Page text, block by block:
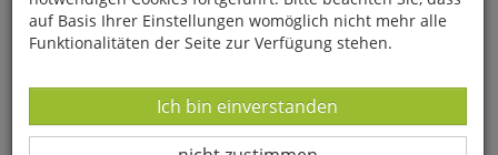
auf Basis Ihrer Einstellungen womöglich nicht mehr alle
Funktionalitäten der Seite zur Verfügung stehen.
Datenverarbeitung -
Ich bin einverstanden